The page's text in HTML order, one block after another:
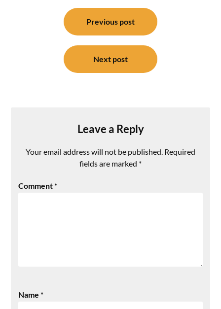
Previous post
Next post
Leave a Reply
Your email address will not be published. Required
fields are marked *
Comment*
Name*